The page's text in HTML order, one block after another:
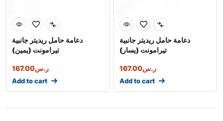
دعامة حامل ريديتر جانبية
تيرامونت (يمين)
ر.س167.00
Add to cart
دعامة حامل ريديتر جانبية
تيرامونت (يسار)
ر.س167.00
Add to cart